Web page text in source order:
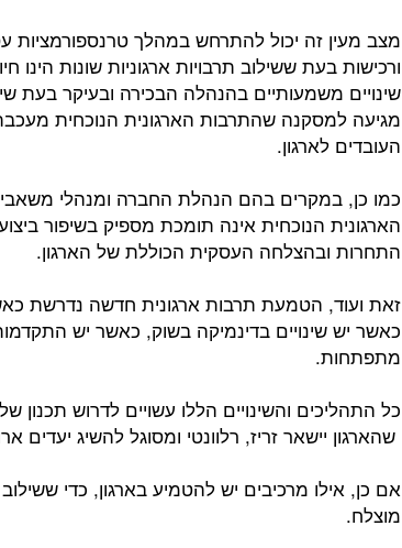
מצב מעין זה יכול להתרחש במהלך טרנספורמציות
ורכישות בעת ששילוב תרבויות ארגוניות שונות
שינויים משמעותיים בהנהלה הבכירה ובעיקר בעת
מגיעה למסקנה שהתרבות הארגונית הנוכחית
העובדים לארגון.
כמו כן, במקרים בהם הנהלת החברה ומנהלי
הארגונית הנוכחית אינה תומכת מספיק בשיפור
התחרות ובהצלחה העסקית הכוללת של הארגון.
זאת ועוד, הטמעת תרבות ארגונית חדשה נדרשת
כאשר יש שינויים בדינמיקה בשוק, כאשר יש
מתפתחות.
כל התהליכים והשינויים הללו עשויים לדרוש תכנון
שהארגון יישאר זריז, רלוונטי ומסוגל להשיג יעדים
אם כן, אילו מרכיבים יש להטמיע בארגון, כדי
מוצלח.